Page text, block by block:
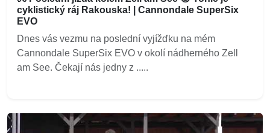
cyklistický ráj Rakouska! | Cannondale SuperSix
EVO
Dnes vás vezmu na poslední vyjížďku na mém
Cannondale SuperSix EVO v okolí nádherného Zell
am See. Čekají nás jedny z .....